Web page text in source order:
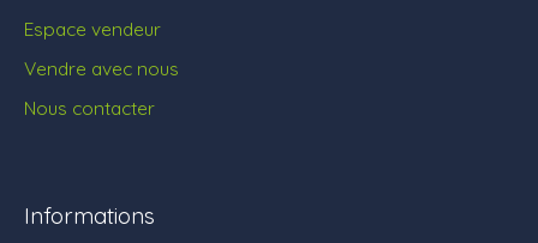
Espace vendeur
Vendre avec nous
Nous contacter
Informations